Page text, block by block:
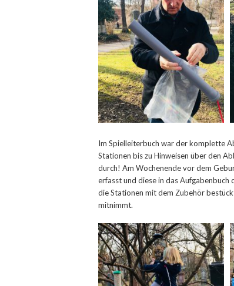
Im Spielleiterbuch war der komplette
Stationen bis zu Hinweisen über den
durch! Am Wochenende vor dem
erfasst und diese in das
die Stationen mit dem Zubehör
mitnimmt.